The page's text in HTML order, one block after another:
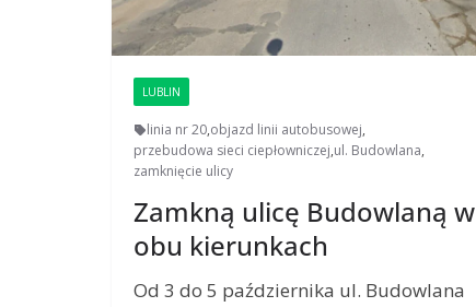
LUBLIN
linia nr 20,objazd linii autobusowej,
przebudowa sieci ciepłowniczej,ul. Budowlana,
zamknięcie ulicy
Zamkną ulicę Budowlaną w
obu kierunkach
Od 3 do 5 października ul. Budowlana